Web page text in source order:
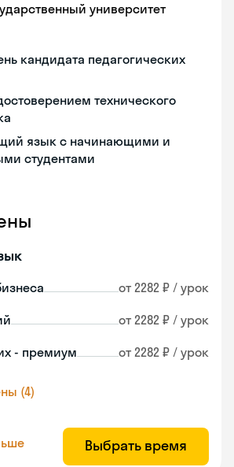
университет
кандидата педагогических
технического
язык с начинающими и
студентами
от 2282 ₽ / урок
от 2282 ₽ / урок
- премиум от 2282 ₽ / урок
(4)
Выбрать время